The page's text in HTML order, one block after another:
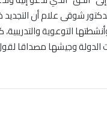
شوقى علام أن
التوعوية
وجيشها مصداقا لقول